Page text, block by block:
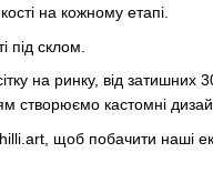
на кожному етапі.
під склом.
на ринку, від затишних
кастомні
щоб побачити наші